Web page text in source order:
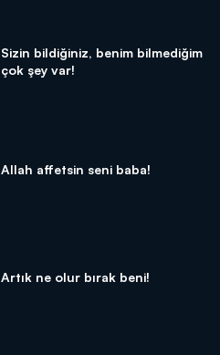
Sizin bildiğiniz, benim bilmediğim
çok şey var!
Allah affetsin seni baba!
Artık ne olur bırak beni!